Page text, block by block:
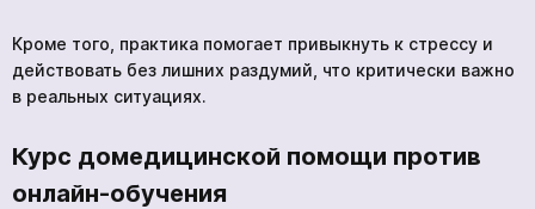
Кроме того, практика помогает привыкнуть к стрессу и
действовать без лишних раздумий, что критически важно
в реальных ситуациях.
Курс домедицинской помощи против
онлайн-обучения